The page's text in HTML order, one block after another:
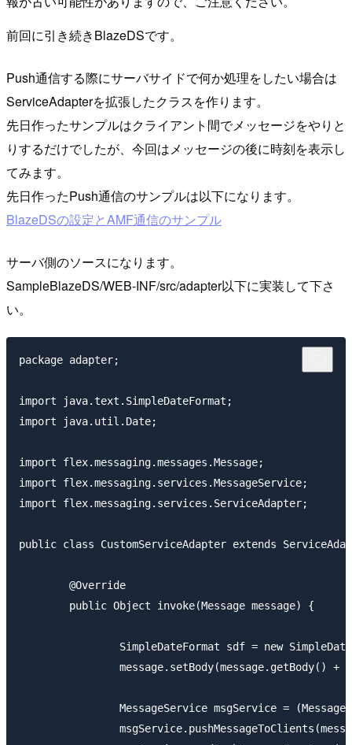
前回に引き続きBlazeDSです。
Push通信する際にサーバサイドで何か処理をしたい場合は
ServiceAdapterを拡張したクラスを作ります。
先日作ったサンプルはクライアント間でメッセージをやりと
りするだけでしたが、今回はメッセージの後に時刻を表示し
てみます。
先日作ったPush通信のサンプルは以下になります。
BlazeDSの設定とAMF通信のサンプル
サーバ側のソースになります。
SampleBlazeDS/WEB-INF/src/adapter以下に実装して下さ
い。
package adapter;
import java.text.SimpleDateFormat;
import java.util.Date;
import flex.messaging.messages.Message;
import flex.messaging.services.MessageService;
import flex.messaging.services.ServiceAdapter;
public class CustomServiceAdapter extends